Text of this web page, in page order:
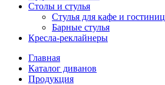
Столы и стулья
Стулья для кафе и гостиниц
Барные стулья
Кресла-реклайнеры
Главная
Каталог диванов
Продукция